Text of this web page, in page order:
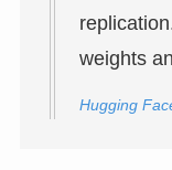
weights
Hugging